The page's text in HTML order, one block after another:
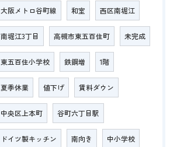
大阪メトロ谷町線 和室 西区南堀江
南堀江3丁目 高槻市東五百住町 未完成
東五百住小学校 鉄鋼増 1階
夏季休業 値下げ 賃料ダウン
中央区上本町 谷町六丁目駅
ドイツ製キッチン 南向き 中小学校